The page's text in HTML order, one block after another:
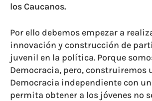
los Caucanos.
Por ello debemos empezar a
innovación y construcción de
juvenil en la política. Porque
Democracia, pero, construiremos
Democracia independiente con
permita obtener a los jóvenes no